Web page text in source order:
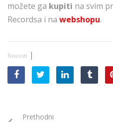
možete ga kupiti na svim
Recordsa i na webshopu.
Novosti |
Prethodni